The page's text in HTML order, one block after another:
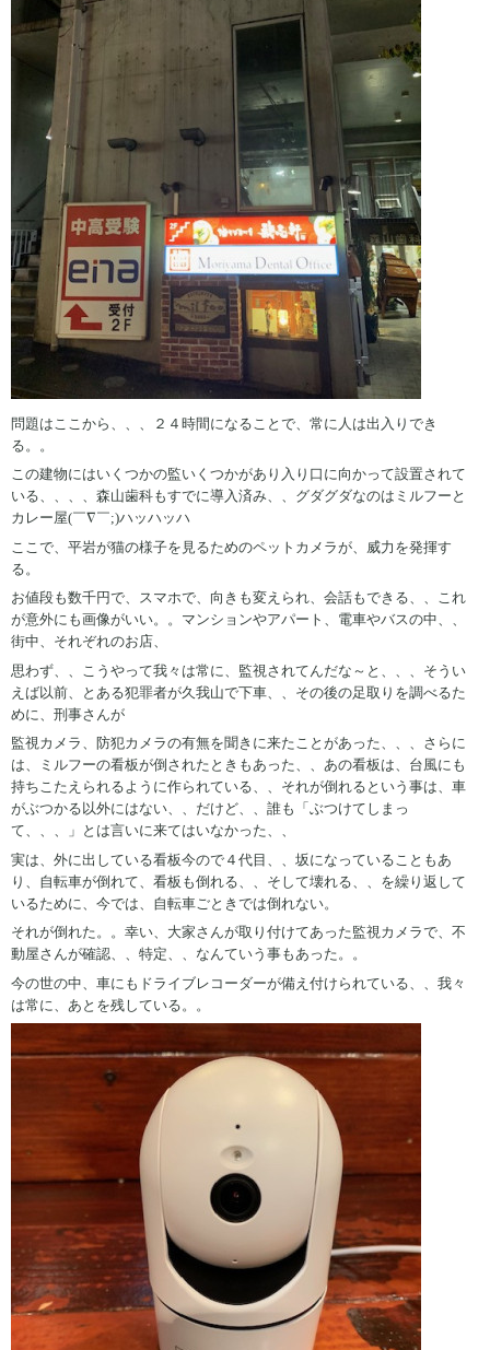
問題はここから、、、２４時間になることで、常に人は出入りでき
る。。
この建物にはいくつかの監いくつかがあり入り口に向かって設置されて
いる、、、、森山歯科もすでに導入済み、、グダグダなのはミルフーと
カレー屋(￣∇￣;)ハッハッハ
ここで、平岩が猫の様子を見るためのペットカメラが、威力を発揮す
る。
お値段も数千円で、スマホで、向きも変えられ、会話もできる、、これ
が意外にも画像がいい。。マンションやアパート、電車やバスの中、、
街中、それぞれのお店、
思わず、、こうやって我々は常に、監視されてんだな～と、、、そうい
えば以前、とある犯罪者が久我山で下車、、その後の足取りを調べるた
めに、刑事さんが
監視カメラ、防犯カメラの有無を聞きに来たことがあった、、、さらに
は、ミルフーの看板が倒されたときもあった、、あの看板は、台風にも
持ちこたえられるように作られている、、それが倒れるという事は、車
がぶつかる以外にはない、、だけど、、誰も「ぶつけてしまっ
て、、、」とは言いに来てはいなかった、、
実は、外に出している看板今ので４代目、、坂になっていることもあ
り、自転車が倒れて、看板も倒れる、、そして壊れる、、を繰り返して
いるために、今では、自転車ごときでは倒れない。
それが倒れた。。幸い、大家さんが取り付けてあった監視カメラで、不
動屋さんが確認、、特定、、なんていう事もあった。。
今の世の中、車にもドライブレコーダーが備え付けられている、、我々
は常に、あとを残している。。